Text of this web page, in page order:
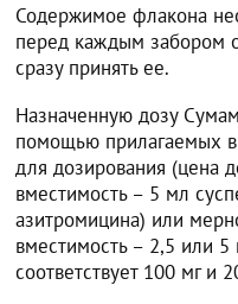
Содержимое флакона
перед каждым забором
сразу принять ее.
Назначенную дозу
помощью прилагаемых
для дозирования (цена
вместимость – 5 мл
азитромицина) или
вместимость – 2,5 или 5
соответствует 100 мг и